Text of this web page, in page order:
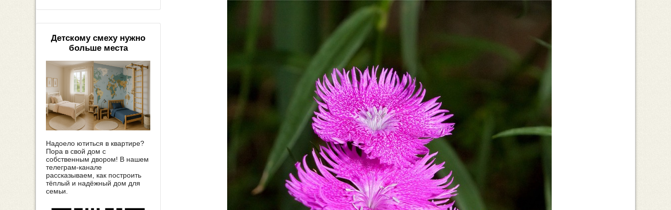
Детскому смеху нужно
больше места
Надоело ютиться в квартире?
Пора в свой дом с
собственным двором! В нашем
телеграм-канале
рассказываем, как построить
тёплый и надёжный дом для
семьи.